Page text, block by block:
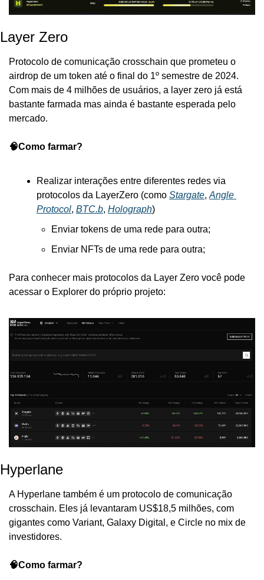
Layer Zero
Protocolo de comunicação crosschain que prometeu o
airdrop de um token até o final do 1º semestre de 2024.
Com mais de 4 milhões de usuários, a layer zero já está
bastante farmada mas ainda é bastante esperada pelo
mercado.
🧠Como farmar?
Realizar interações entre diferentes redes via
protocolos da LayerZero (como Stargate, Angle
Protocol, BTC.b, Holograph)
Enviar tokens de uma rede para outra;
Enviar NFTs de uma rede para outra;
Para conhecer mais protocolos da Layer Zero você pode
acessar o Explorer do próprio projeto:
Hyperlane
A Hyperlane também é um protocolo de comunicação
crosschain. Eles já levantaram US$18,5 milhões, com
gigantes como Variant, Galaxy Digital, e Circle no mix de
investidores.
🧠Como farmar?